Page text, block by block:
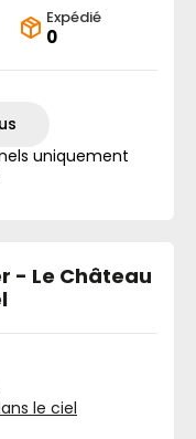
Expédié
0
uniquement
- Le Château
le ciel